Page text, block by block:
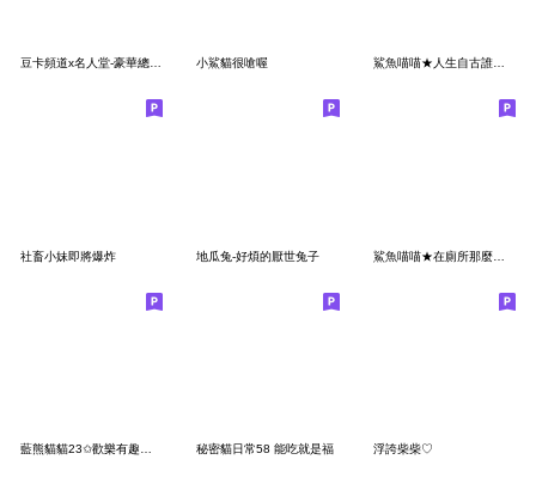
豆卡頻道x名人堂-豪華總匯篇 小鯊貓很嗆喔 鯊魚喵喵★人生自古誰無死,邊玩手機邊拉屎
社畜小妹即將爆炸 地瓜兔-好煩的厭世兔子 鯊魚喵喵★在廁所那麼久,到底是在幹嘛
秘密貓日常58 能吃就是福 浮誇柴柴♡